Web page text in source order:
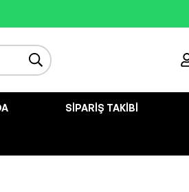
SIPARIŞ TAKIBI